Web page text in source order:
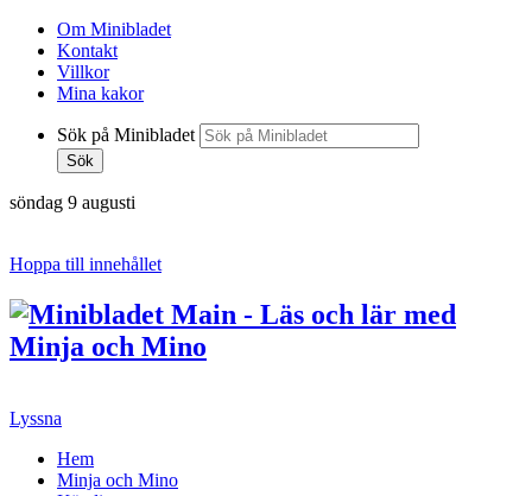
Om Minibladet
Kontakt
Villkor
Mina kakor
Sök på Minibladet
Sök
söndag 9 augusti
Hoppa till innehållet
Lyssna
Hem
Minja och Mino